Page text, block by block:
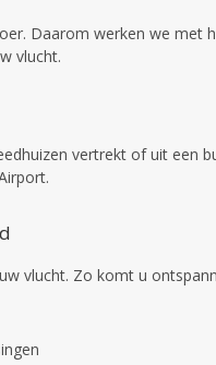
Daarom werken we met
vlucht.
vertrekt of uit een
vlucht. Zo komt u